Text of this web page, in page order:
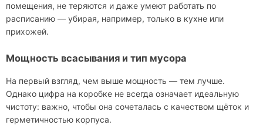
помещения, не теряются и даже умеют работать по
расписанию — убирая, например, только в кухне или
прихожей.
Мощность всасывания и тип мусора
На первый взгляд, чем выше мощность — тем лучше.
Однако цифра на коробке не всегда означает идеальную
чистоту: важно, чтобы она сочеталась с качеством щёток и
герметичностью корпуса.